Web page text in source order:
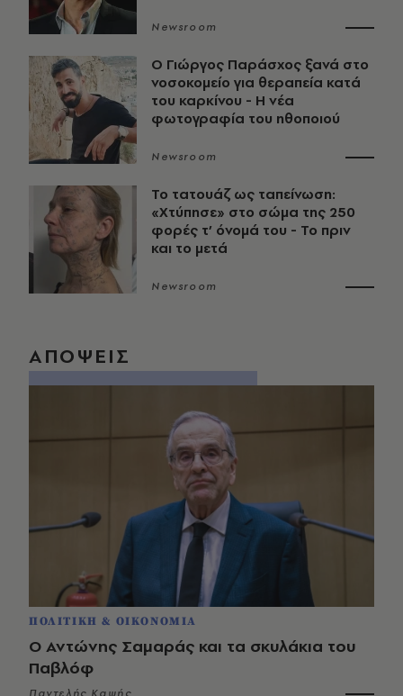
Newsroom
O Γιώργος Παράσχος ξανά στο
νοσοκομείο για θεραπεία κατά
του καρκίνου - Η νέα
φωτογραφία του ηθοποιού
Newsroom
Το τατουάζ ως ταπείνωση:
«Χτύπησε» στο σώμα της 250
φορές τ’ όνομά του - Το πριν
και το μετά
Newsroom
ΑΠΟΨΕΙΣ
ΠΟΛΙΤΙΚΗ & ΟΙΚΟΝΟΜΙΑ
Ο Αντώνης Σαμαράς και τα σκυλάκια του
Παβλόφ
Παντελής Καψής